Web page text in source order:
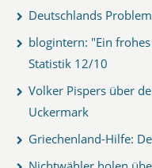
Deutschlands
blogintern: "Ein
Statistik 12/10
Volker Pispers über
Uckermark
Griechenland-Hilfe: